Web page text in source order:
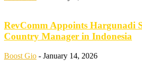
RevComm Appoints Hargunadi
Country Manager in Indonesia
Boost Gio - January 14, 2026